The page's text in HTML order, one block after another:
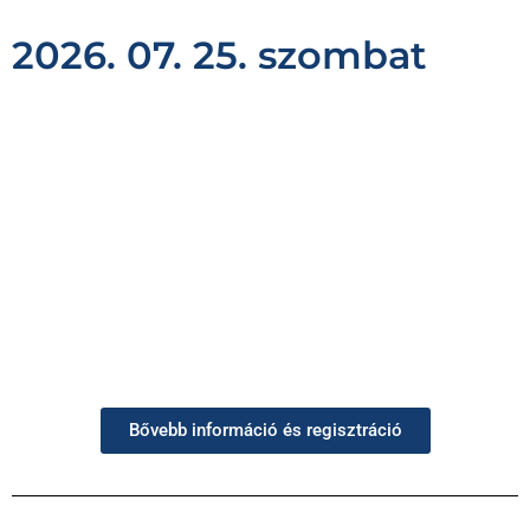
2026. 07. 25. szombat
Bővebb információ és regisztráció